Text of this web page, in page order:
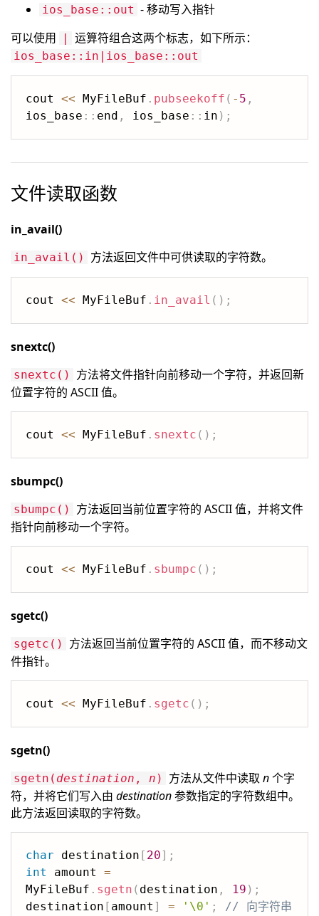
ios_base::out - 移动写入指针
可以使用
| 运算符组合这两个标志，如下所示：
ios_base::in|ios_base::out
cout << MyFileBuf . pubseekoff ( - 5 ,
ios_base :: end , ios_base :: in ) ;
文件读取函数
in_avail()
in_avail() 方法返回文件中可供读取的字符数。
cout << MyFileBuf . in_avail ( ) ;
snextc()
snextc()
方法将文件指针向前移动一个字符，并返回新
位置字符的 ASCII 值。
cout << MyFileBuf . snextc ( ) ;
sbumpc()
sbumpc()
方法返回当前位置字符的 ASCII 值，并将文件
指针向前移动一个字符。
cout << MyFileBuf . sbumpc ( ) ;
sgetc()
sgetc()
方法返回当前位置字符的 ASCII 值，而不移动文
件指针。
cout << MyFileBuf . sgetc ( ) ;
sgetn()
sgetn( destination , n ) 方法从文件中读取 n个字
符，并将它们写入由 destination参数指定的字符数组中。
此方法返回读取的字符数。
char destination [ 20] ;
int
amount =
MyFileBuf . sgetn ( destination , 19 ) ;
destination [ amount ] = '\0' ;
// 向字符串